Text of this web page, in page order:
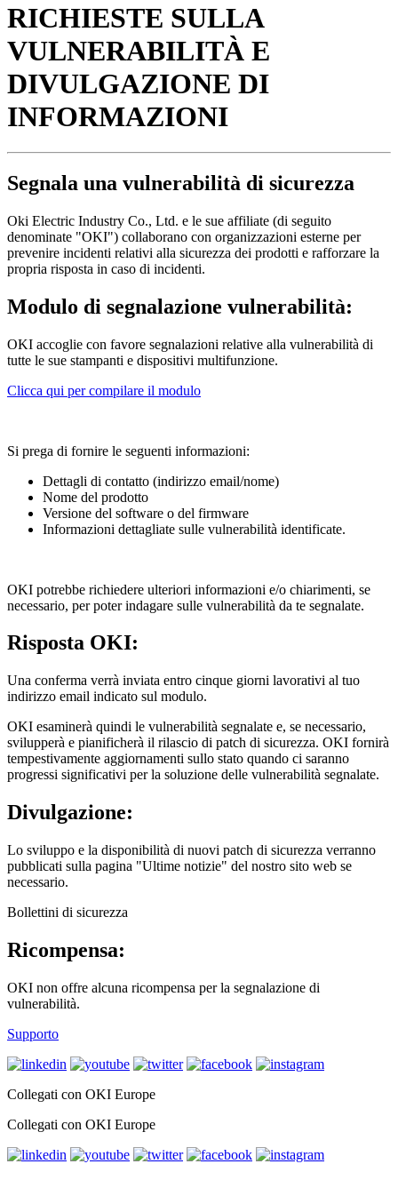
RICHIESTE SULLA
VULNERABILITÀ E
DIVULGAZIONE DI
INFORMAZIONI
Segnala una vulnerabilità di sicurezza
Oki Electric Industry Co., Ltd. e le sue affiliate (di seguito
denominate "OKI") collaborano con organizzazioni esterne per
prevenire incidenti relativi alla sicurezza dei prodotti e rafforzare la
propria risposta in caso di incidenti.
Modulo di segnalazione vulnerabilità:
OKI accoglie con favore segnalazioni relative alla vulnerabilità di
tutte le sue stampanti e dispositivi multifunzione.
Clicca qui per compilare il modulo
Si prega di fornire le seguenti informazioni:
Dettagli di contatto (indirizzo email/nome)
Nome del prodotto
Versione del software o del firmware
Informazioni dettagliate sulle vulnerabilità identificate.
OKI potrebbe richiedere ulteriori informazioni e/o chiarimenti, se
necessario, per poter indagare sulle vulnerabilità da te segnalate.
Risposta OKI:
Una conferma verrà inviata entro cinque giorni lavorativi al tuo
indirizzo email indicato sul modulo.
OKI esaminerà quindi le vulnerabilità segnalate e, se necessario,
svilupperà e pianificherà il rilascio di patch di sicurezza. OKI fornirà
tempestivamente aggiornamenti sullo stato quando ci saranno
progressi significativi per la soluzione delle vulnerabilità segnalate.
Divulgazione:
Lo sviluppo e la disponibilità di nuovi patch di sicurezza verranno
pubblicati sulla pagina "Ultime notizie" del nostro sito web se
necessario.
Bollettini di sicurezza
Ricompensa:
OKI non offre alcuna ricompensa per la segnalazione di
vulnerabilità.
Supporto
Collegati con OKI Europe
Collegati con OKI Europe